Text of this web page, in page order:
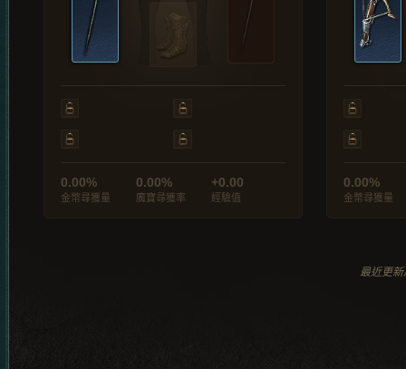
0.00%
金幣尋獲量
0.00%
魔寶尋獲率
+0.00
經驗值
0.00%
金幣尋獲量
最近更